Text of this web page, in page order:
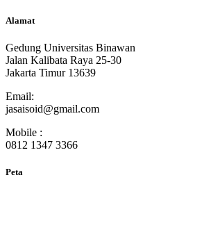
Alamat
Gedung Universitas Binawan
Jalan Kalibata Raya 25-30
Jakarta Timur 13639
Email:
jasaisoid@gmail.com
Mobile :
0812 1347 3366
Peta